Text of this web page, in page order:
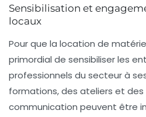
Sensibilisation et
locaux
Pour que la location de
primordial de sensibiliser les
professionnels du secteur à
formations, des ateliers et
communication peuvent être